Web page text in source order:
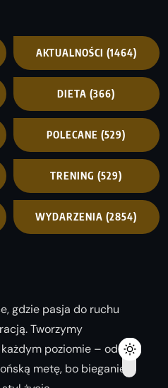
AKTUALNOŚCI (1464)
DIETA (366)
POLECANE (529)
TRENING (529)
WYDARZENIA (2854)
gdzie pasja do ruchu
Tworzymy
poziomie – od
metę, bo bieganie